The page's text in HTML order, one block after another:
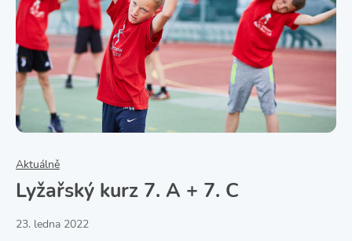
Aktuálně
Lyžařský kurz 7. A + 7. C
23. ledna 2022